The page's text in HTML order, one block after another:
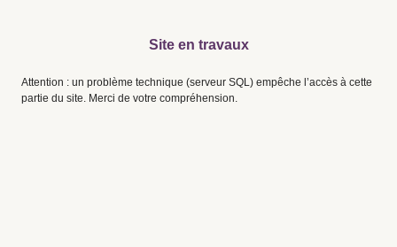
Site en travaux
Attention : un problème technique (serveur SQL) empêche l’accès à cette
partie du site. Merci de votre compréhension.